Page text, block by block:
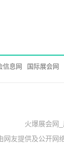
信息网 国际展会网
火爆展会网
网友提供及公开网